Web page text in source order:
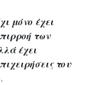
μόνο έχει
των
έχει
του
.